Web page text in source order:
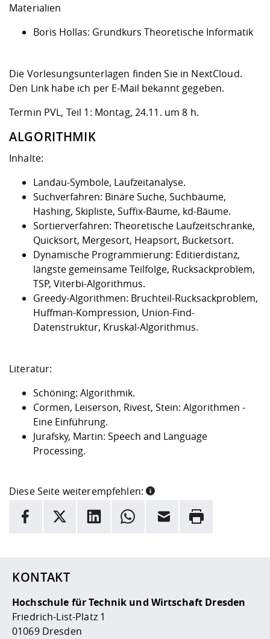
Vorbereitung
Studien- und
und Physik
Jobs, Praktika,
Studieren in
Studentenwerk
Career Service
Formulare und
Formulare und
FIS -
Prototyping und
Kontakt &
Klimaschutz &
Gremien und
Maschinenbau
Angebote für
Qualitätssicherung
Materialien
Boris Hollas: Grundkurs Theoretische Informatik
Die Vorlesungsunterlagen finden Sie in NextCloud.
Den Link habe ich per E-Mail bekannt gegeben.
Termin PVL, Teil 1: Montag, 24.11. um 8 h.
ALGORITHMIK
Inhalte:
Landau-Symbole, Laufzeitanalyse.
Suchverfahren: Binäre Suche, Suchbäume,
Hashing, Skipliste, Suffix-Bäume, kd-Bäume.
Sortierverfahren: Theoretische Laufzeitschranke,
Quicksort, Mergesort, Heapsort, Bucketsort.
Dynamische Programmierung: Editierdistanz,
längste gemeinsame Teilfolge, Rucksackproblem,
TSP, Viterbi-Algorithmus.
Greedy-Algorithmen: Bruchteil-Rucksackproblem,
Huffman-Kompression, Union-Find-
Datenstruktur, Kruskal-Algorithmus.
Literatur:
Schöning: Algorithmik.
Cormen, Leiserson, Rivest, Stein: Algorithmen -
Eine Einführung.
Jurafsky, Martin: Speech and Language
Processing.
Diese Seite weiterempfehlen:
INFORMATION
Facebook
X LinkedInWhatsappE-Mail Drucken
KONTAKT
Hochschule für Technik und Wirtschaft Dresden
Friedrich-List-Platz 1
01069 Dresden